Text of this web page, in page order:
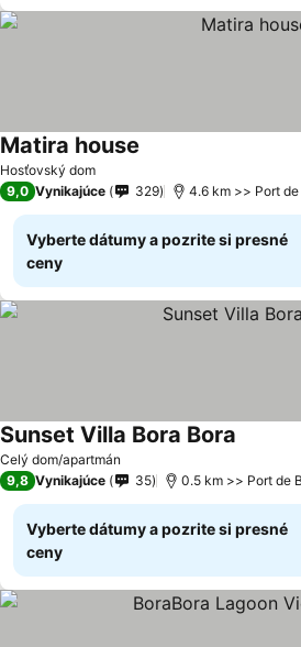
Hosťovský dom
Matira house
9,0 Vynikajúce 329 4.6 km >> Port de
Vyberte dátumy a pozrite si presné
ceny
Celý dom/apartmán
Sunset Villa Bora Bora
9,8 Vynikajúce 35 0.5 km >> Port de
Vyberte dátumy a pozrite si presné
ceny